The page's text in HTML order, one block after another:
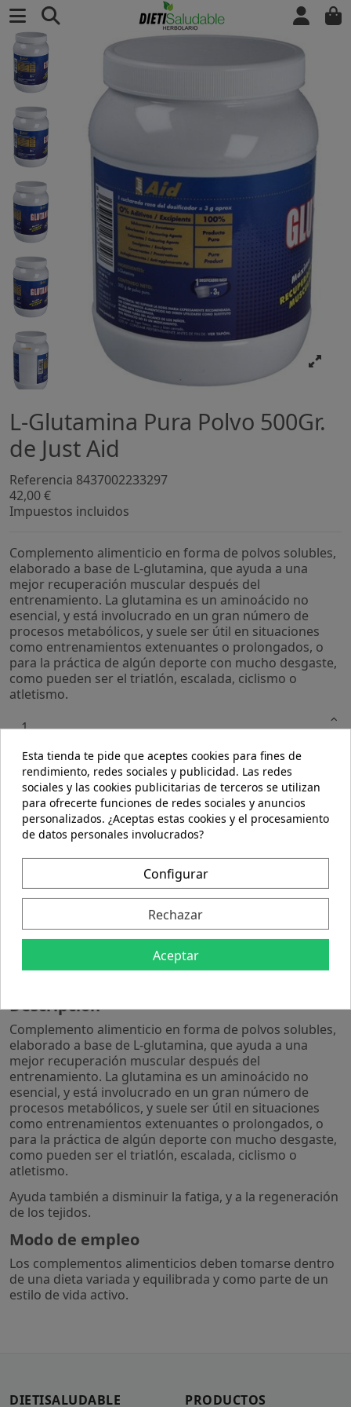
L-Glutamina Pura Polvo 500Gr.
de Just Aid
Referencia 8437002233297
42,00 €
Impuestos incluidos
Complemento alimenticio en forma de polvos solubles,
elaborado a base de L-glutamina, que ayuda a una
mejor recuperación muscular después del
entrenamiento. La glutamina es un aminoácido no
esencial, y está involucrado en un gran número de
procesos metabólicos, y suele ser útil en situaciones
como entrenamientos extenuantes o prolongados, o
para la práctica de algún deporte con mucho desgaste,
como pueden ser el triatlón, escalada, ciclismo o
atletismo.
AÑADIR AL CARRITO
Descripción
Detalles del producto
Descripción
Complemento alimenticio en forma de polvos solubles,
elaborado a base de L-glutamina, que ayuda a una
mejor recuperación muscular después del
entrenamiento. La glutamina es un aminoácido no
esencial, y está involucrado en un gran número de
procesos metabólicos, y suele ser útil en situaciones
como entrenamientos extenuantes o prolongados, o
para la práctica de algún deporte con mucho desgaste,
como pueden ser el triatlón, escalada, ciclismo o
atletismo.
Ayuda también a disminuir la fatiga, y a la regeneración
de los tejidos.
Modo de empleo
Los complementos alimenticios deben tomarse dentro
de una dieta variada y equilibrada y como parte de un
estilo de vida activo.
DIETISALUDABLE PRODUCTOS
Esta tienda te pide que aceptes cookies para fines de
rendimiento, redes sociales y publicidad. Las redes
sociales y las cookies publicitarias de terceros se utilizan
para ofrecerte funciones de redes sociales y anuncios
personalizados. ¿Aceptas estas cookies y el procesamiento
de datos personales involucrados?
Configurar
Rechazar
Aceptar